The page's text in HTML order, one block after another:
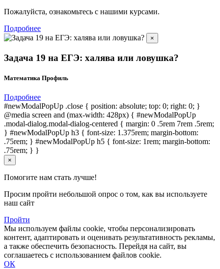
Пожалуйста, ознакомьтесь с нашими курсами.
Подробнее
×
Задача 19 на ЕГЭ: халява или ловушка?
Математика Профиль
Подробнее
#newModalPopUp .close { position: absolute; top: 0; right: 0; }
@media screen and (max-width: 428px) { #newModalPopUp
.modal-dialog.modal-dialog-centered { margin: 0 .5rem 7rem .5rem;
} #newModalPopUp h3 { font-size: 1.375rem; margin-bottom:
.75rem; } #newModalPopUp h5 { font-size: 1rem; margin-bottom:
.75rem; } }
×
Помогите нам стать лучше!
Просим пройти небольшой опрос о том, как вы используете
наш сайт
Пройти
Мы используем файлы cookie, чтобы персонализировать
контент, адаптировать и оценивать результативность рекламы,
а также обеспечить безопасность. Перейдя на сайт, вы
соглашаетесь с использованием файлов cookie.
ОК